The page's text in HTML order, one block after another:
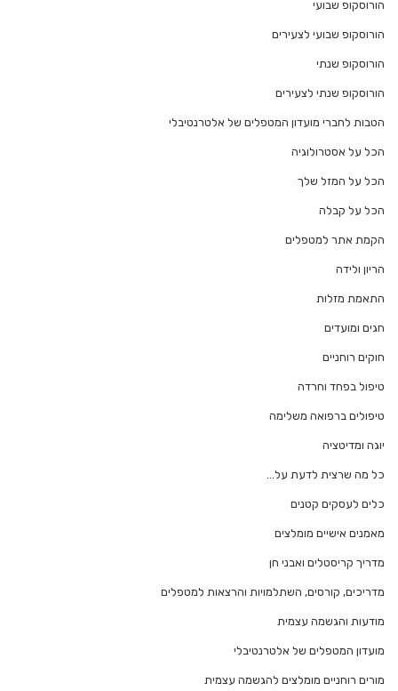
הורוסקופ שבועי
הורוסקופ שבועי לצעירים
הורוסקופ שנתי
הורוסקופ שנתי לצעירים
הטבות לחברי מועדון המטפלים של אלטרנטיבלי
הכל על אסטרולוגיה
הכל על המזל שלך
הכל על קבלה
הקמת אתר למטפלים
הריון ולידה
התאמת מזלות
חגים ומועדים
חוקים רוחניים
טיפול בפחד וחרדה
טיפולים ברפואה משלימה
יוגה ומדיטציה
כל מה שרצית לדעת על…
כלים לעסקים קטנים
מאמנים אישיים מומלצים
מדריך קריסטלים ואבני חן
מדריכים, קורסים, השתלמויות והרצאות למטפלים
מודעות והגשמה עצמית
מועדון המטפלים של אלטרנטיבלי
מורים רוחניים מומלצים להגשמה עצמית